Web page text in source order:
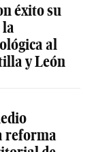
éxito su
la
al
y León
reforma